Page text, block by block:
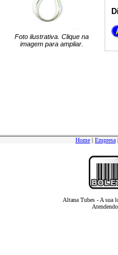
Foto ilustrativa. Clique na
imagem para ampliar.
Home | Empresa |
Altana Tubes - A sua